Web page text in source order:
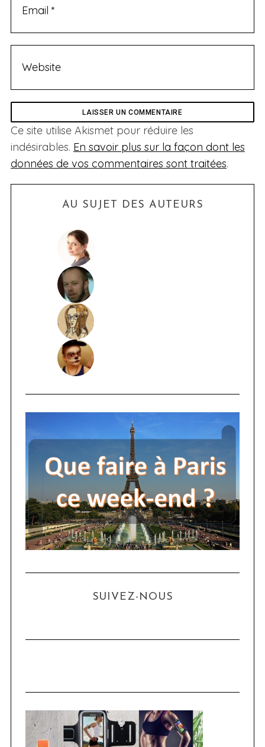
Ce site utilise Akismet pour réduire les
indésirables. En savoir plus sur la façon dont les
données de vos commentaires sont traitées.
AU SUJET DES AUTEURS
SUIVEZ-NOUS